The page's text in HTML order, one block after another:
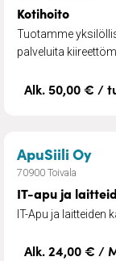
Kotihoito
Tuotamme
palveluita
Alk. 50,00 € /
ApuSiili Oy–
70900 Toivala
IT-apu ja
IT-Apu ja laitteiden
Alk. 24,00 € /